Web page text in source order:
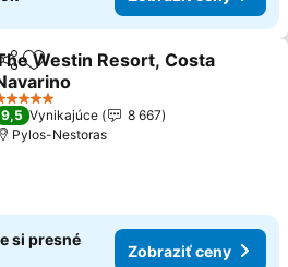
ZdieľaťPridať do obľúbených
Westin Resort, Costa
ceny
Počet hviezdičiek
9,5 Vynikajúce
8 667
Pylos-Nestoras
si presné
Zobraziť ceny